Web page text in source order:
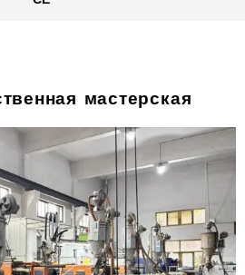
мастерская